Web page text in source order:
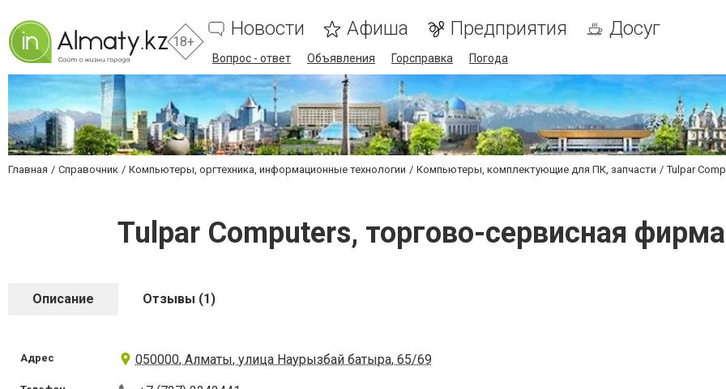
18+
Новости Афиша Предприятия Досуг
Вопрос - ответ Объявления Горсправка Погода
Главная Справочник Компьютеры, оргтехника, информационные технологии Компьютеры, комплектующие для ПК, запчасти Tulpar
Tulpar Computers, торгово-сервисная
Описание Отзывы (1)
Адрес 050000, Алматы, улица Наурызбай батыра, 65/69